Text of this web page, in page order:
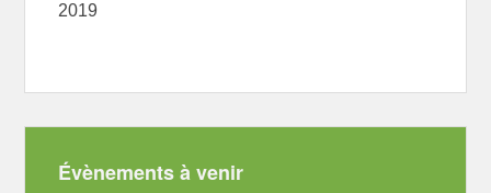
2019
Évènements à venir